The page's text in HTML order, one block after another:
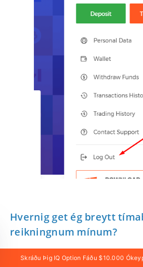
Hvernig get ég breytt
reikningnum mínum?
Til að breyta tímabeltinu skaltu
Skráðu Þig IQ Option Fáðu $10.000